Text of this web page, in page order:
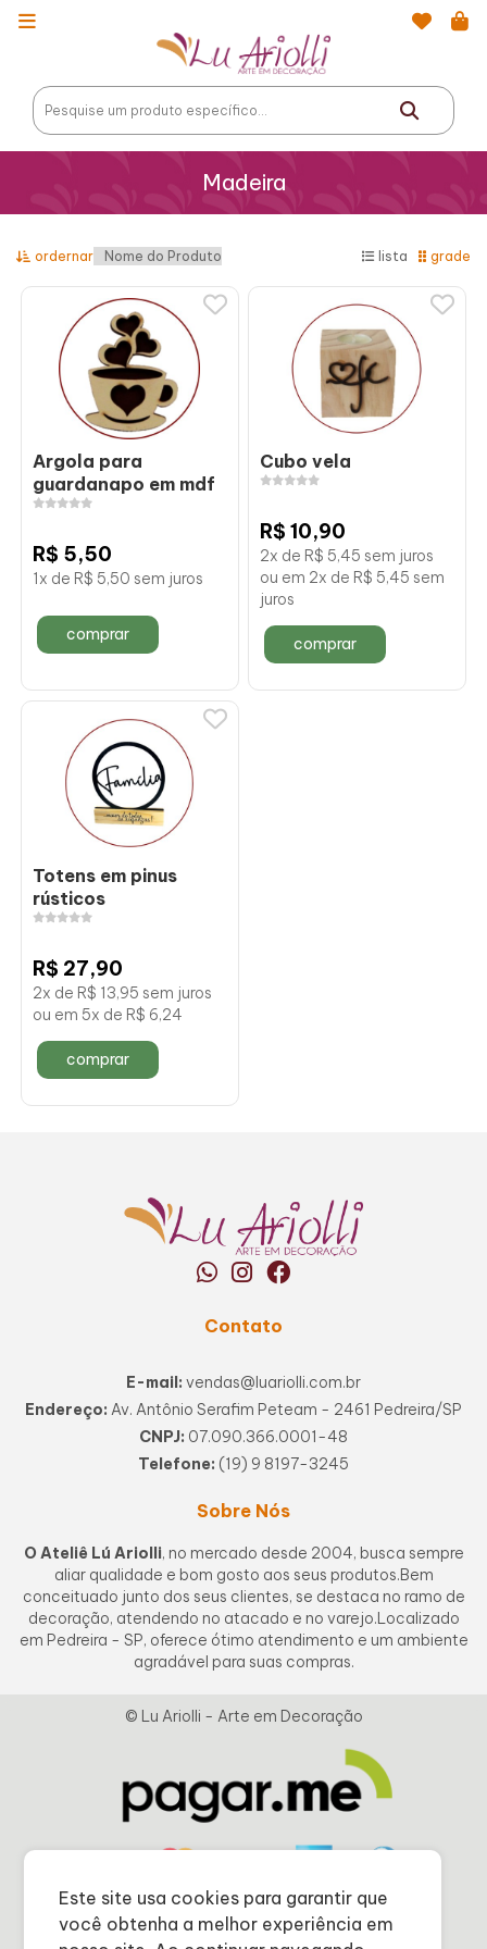
Este site usa cookies para garantir que
você obtenha a melhor experiência em
Madeira
ordernar lista grade
Argola para
guardanapo em mdf
R$ 5,50
1x de R$ 5,50 sem juros
comprar
Cubo vela
R$ 10,90
2x de R$ 5,45 sem juros
ou em 2x de R$ 5,45 sem
juros
comprar
Totens em pinus
rústicos
R$ 27,90
2x de R$ 13,95 sem juros
ou em 5x de R$ 6,24
comprar
Contato
E-mail: vendas@luariolli.com.br
Endereço: Av. Antônio Serafim Peteam - 2461 Pedreira/SP
CNPJ: 07.090.366.0001-48
Telefone: (19) 9 8197-3245
Sobre Nós
O Ateliê Lú Ariolli, no mercado desde 2004, busca sempre
aliar qualidade e bom gosto aos seus produtos.Bem
conceituado junto dos seus clientes, se destaca no ramo de
decoração, atendendo no atacado e no varejo.Localizado
em Pedreira - SP, oferece ótimo atendimento e um ambiente
agradável para suas compras.
© Lu Ariolli - Arte em Decoração